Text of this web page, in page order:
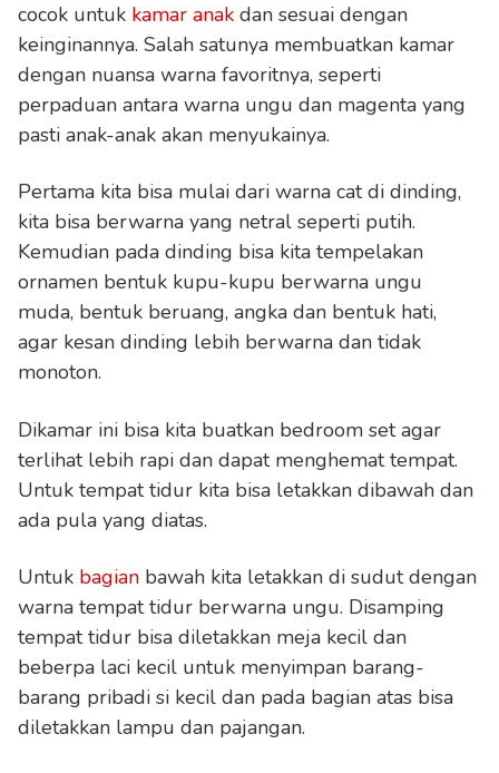
cocok untuk kamar anak dan sesuai dengan
keinginannya. Salah satunya membuatkan kamar
dengan nuansa warna favoritnya, seperti
perpaduan antara warna ungu dan magenta yang
pasti anak-anak akan menyukainya.
Pertama kita bisa mulai dari warna cat di dinding,
kita bisa berwarna yang netral seperti putih.
Kemudian pada dinding bisa kita tempelakan
ornamen bentuk kupu-kupu berwarna ungu
muda, bentuk beruang, angka dan bentuk hati,
agar kesan dinding lebih berwarna dan tidak
monoton.
Dikamar ini bisa kita buatkan bedroom set agar
terlihat lebih rapi dan dapat menghemat tempat.
Untuk tempat tidur kita bisa letakkan dibawah dan
ada pula yang diatas.
Untuk bagian bawah kita letakkan di sudut dengan
warna tempat tidur berwarna ungu. Disamping
tempat tidur bisa diletakkan meja kecil dan
beberpa laci kecil untuk menyimpan barang-
barang pribadi si kecil dan pada bagian atas bisa
diletakkan lampu dan pajangan.